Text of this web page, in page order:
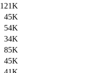
121K
45K
54K
34K
85K
45K